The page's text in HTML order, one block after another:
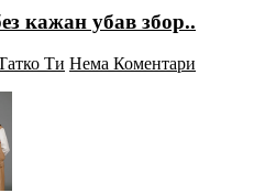
кажан убав збор..
Ти Нема Коментари